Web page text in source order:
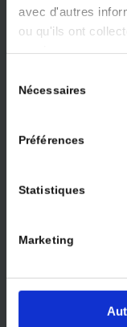
avec d'autres
ou qu'ils ont
Nécessaires
Préférences
Statistiques
Marketing
Du Syndicat
en EHPAD (
De